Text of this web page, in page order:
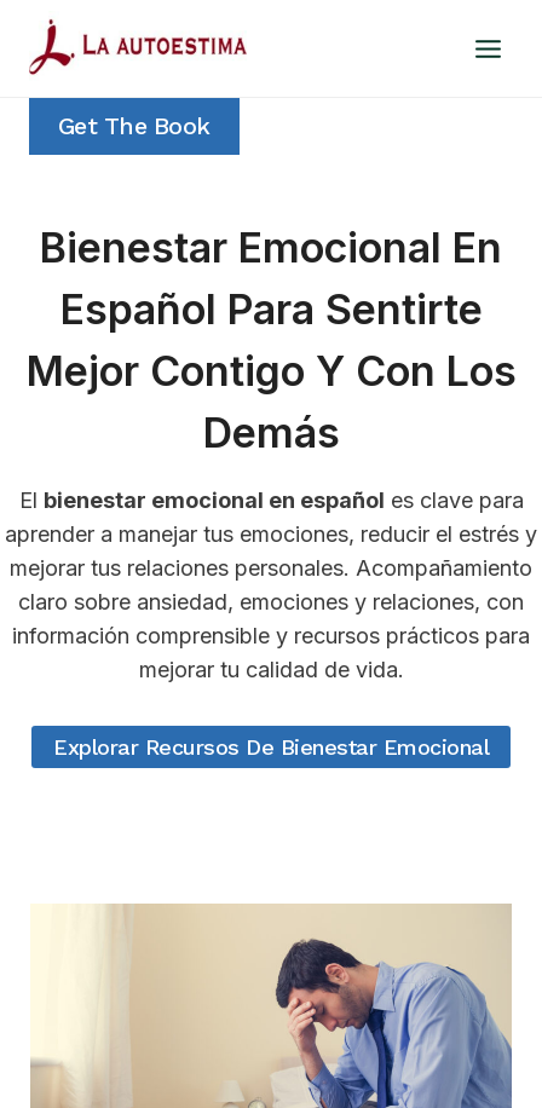
Saltar
contenido
Get The Book
Bienestar Emocional En
Español Para Sentirte
Mejor Contigo Y Con Los
Demás
El bienestar emocional en español es clave para
aprender a manejar tus emociones, reducir el estrés y
mejorar tus relaciones personales. Acompañamiento
claro sobre ansiedad, emociones y relaciones, con
información comprensible y recursos prácticos para
mejorar tu calidad de vida.
Explorar Recursos De Bienestar Emocional